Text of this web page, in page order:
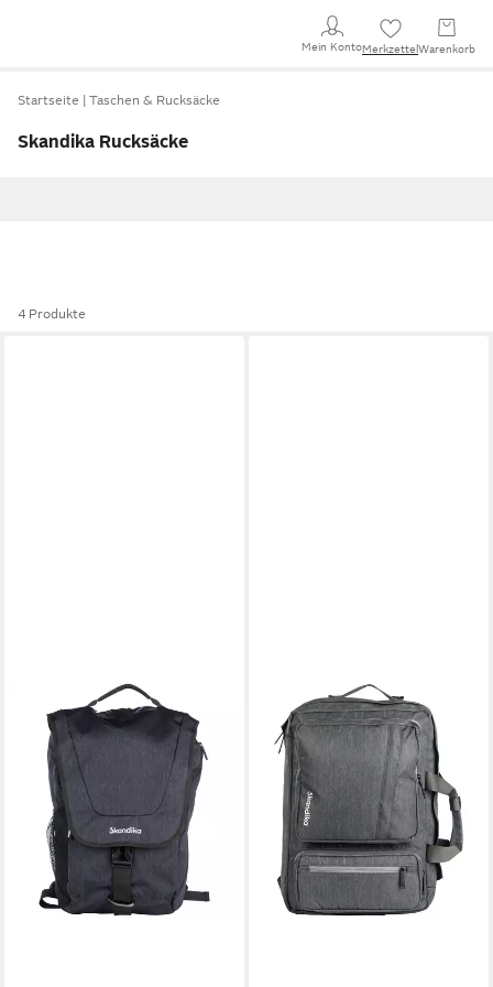
Mein KontoMerkzettel Warenkorb
Startseite Taschen & Rucksäcke
Skandika Rucksäcke
4 Produkte